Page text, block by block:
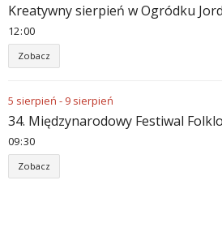
Kreatywny sierpień w Ogródku
12:00
Zobacz
5 sierpień - 9 sierpień
34. Międzynarodowy Festiwal
09:30
Zobacz